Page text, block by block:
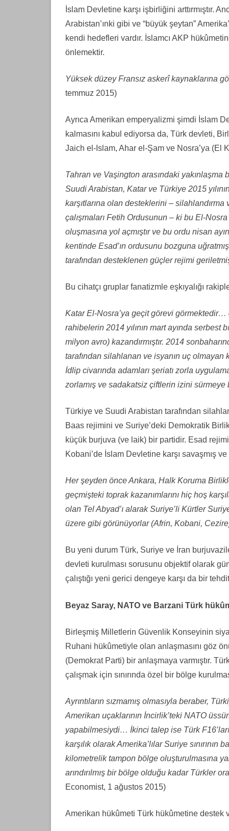
İslam Devletine karşı işbirliğini arttırmıştır.
Arabistan’ınki gibi ve “büyük şeytan”
kendi hedefleri vardır. İslamcı AKP
önlemektir.
Yüksek düzey Fransız askerî kaynaklarına
temmuz 2015)
Ayrıca Amerikan emperyalizmi şimdi İslam
kalmasını kabul ediyorsa da, Türk devleti,
Jaich el-Islam, Ahar el-Şam ve Nosra’ya (El
Tahran ve Vaşington arasındaki
Suudi Arabistan, Katar ve Türkiye 2015
karşıtlarına olan desteklerini –
çalışmaları Fetih Ordusunun – ki bu El-
oluşmasına yol açmıştır ve bu ordu nisan
kentinde Esad’ın ordusunu bozguna
tarafından desteklenen güçler rejimi
Bu cihatçı gruplar fanatizmle eşkıyalığı
Katar El-Nosra’ya geçit görevi görmektedir…
rahibelerin 2014 yılının mart ayında serbest
milyon avro) kazandırmıştır. 2014
tarafından silahlanan ve isyanın uç
İdlip civarında adamları şeriatı zorla
zorlamış ve sadakatsiz çiftlerin izini sürmeye
Türkiye ve Suudi Arabistan tarafından
Baas rejimini ve Suriye’deki Demokratik
küçük burjuva (ve laik) bir partidir. Esad
Kobani’de İslam Devletine karşı savaşmış
Her şeyden önce Ankara, Halk Koruma
geçmişteki toprak kazanımlarını hiç hoş
olan Tel Abyad’ı alarak Suriye’li Kürtler
üzere gibi görünüyorlar (Afrin, Kobani,
Bu yeni durum Türk, Suriye ve İran
devleti kurulması sorusunu objektif olarak
çalıştığı yeni gerici dengeye karşı da bir
Beyaz Saray, NATO ve Barzani Türk
Birleşmiş Milletlerin Güvenlik Konseyinin
Ruhani hükûmetiyle olan anlaşmasını göz
(Demokrat Parti) bir anlaşmaya varmıştır.
çalışmak için sınırında özel bir bölge
Ayrıntıların sızmamış olmasıyla beraber,
Amerikan uçaklarının İncirlik’teki NATO
yapabilmesiydi… İkinci talep ise Türk
karşılık olarak Amerika’lılar Suriye sınırının
kilometrelik tampon bölge oluşturulmasına
arındırılmış bir bölge olduğu kadar Türkler
Economist, 1 ağustos 2015)
Amerikan hükûmeti Türk hükûmetine destek